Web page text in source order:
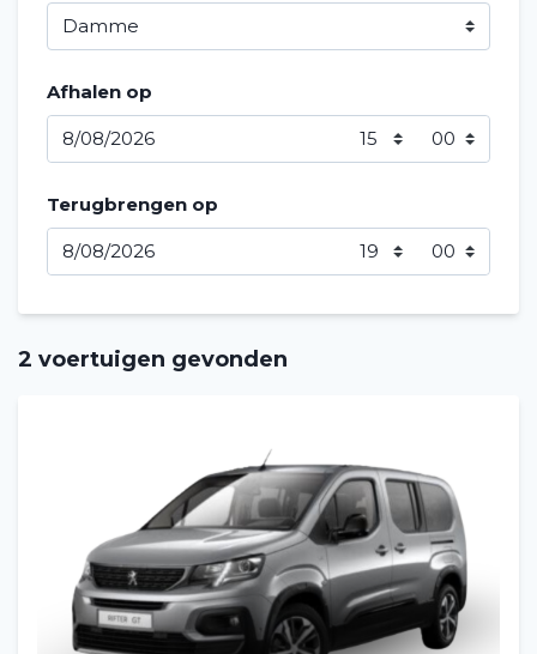
Afhalen op
Terugbrengen op
2 voertuigen gevonden